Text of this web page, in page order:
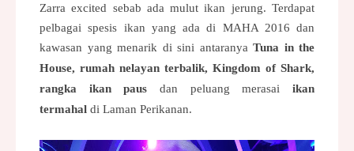
Zarra excited sebab ada mulut ikan jerung. Terdapat
pelbagai spesis ikan yang ada di MAHA 2016 dan
kawasan yang menarik di sini antaranya Tuna in the
House, rumah nelayan terbalik, Kingdom of Shark,
rangka ikan paus dan peluang merasaiikan
termahal di Laman Perikanan.